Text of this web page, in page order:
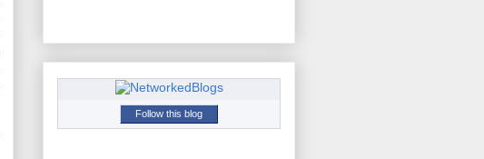
Follow this blog